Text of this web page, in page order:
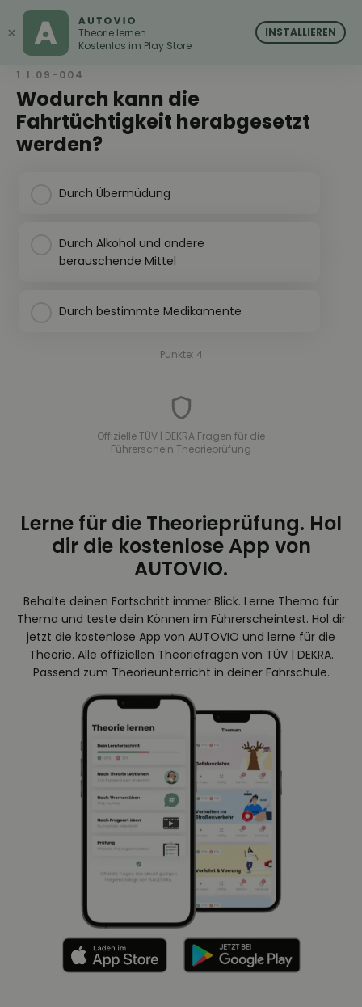
AUTOVIO
Wodurch kann die
Fahrtüchtigkeit herabgesetzt
werden?
FÜHRERSCHEIN THEORIE FRAGE:
1.1.09-004
Durch Übermüdung
Durch Alkohol und andere
berauschende Mittel
Durch bestimmte Medikamente
Punkte: 4
Offizielle TÜV | DEKRA Fragen für die
Führerschein Theorieprüfung
Lerne für die Theorieprüfung. Hol
dir die kostenlose App von
AUTOVIO.
Behalte deinen Fortschritt immer Blick. Lerne Thema für
Thema und teste dein Können im Führerscheintest. Hol dir
jetzt die kostenlose App von AUTOVIO und lerne für die
Theorie. Alle offiziellen Theoriefragen von TÜV | DEKRA.
Passend zum Theorieunterricht in deiner Fahrschule.
× AUTOVIO
Theorie lernen
Kostenlos im Play Store
INSTALLIEREN